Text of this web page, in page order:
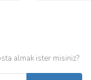
almak ister misiniz?